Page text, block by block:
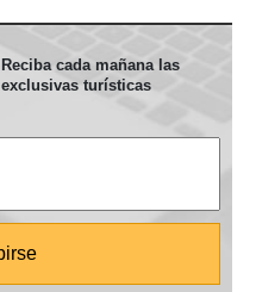
Reciba cada mañana las
exclusivas turísticas